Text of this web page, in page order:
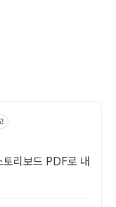
토리보드 PDF로 내